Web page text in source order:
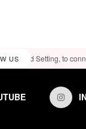
USFeed Setting, to